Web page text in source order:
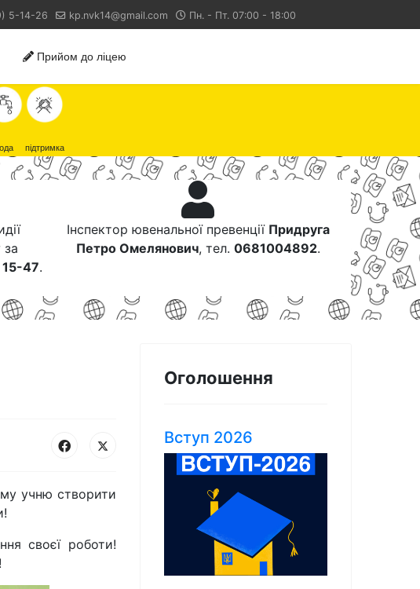
5-14-26 kp.nvk14@gmail.com Пн. - Пт. 07:00 - 18:00
Прийом до ліцею
підтримка
15-47.
Інспектор ювенальної превенції Придруга
Петро Омелянович, тел. 0681004892.
учню створити
своєї роботи!
Оголошення
Вступ 2026